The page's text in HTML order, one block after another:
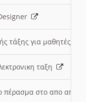
τάξης για μαθητές
ταξη
πέρασμα στο απο